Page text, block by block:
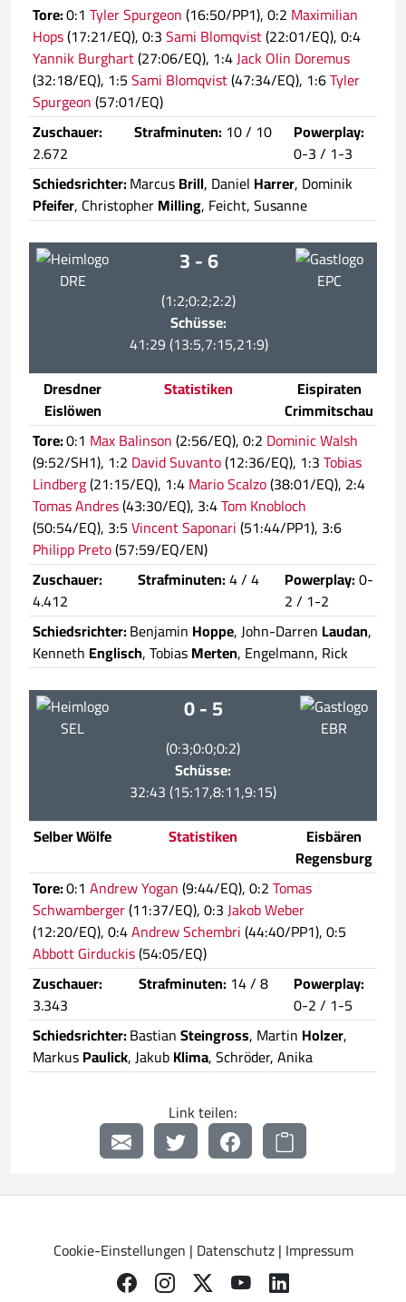
Tore:0:1 Tyler Spurgeon(16:50/PP1), 0:2 Maximilian
Hops(17:21/EQ), 0:3Sami Blomqvist(22:01/EQ), 0:4
Yannik Burghart(27:06/EQ), 1:4Jack Olin Doremus
(32:18/EQ), 1:5Sami Blomqvist(47:34/EQ), 1:6Tyler
Spurgeon(57:01/EQ)
Zuschauer:
2.672
Strafminuten: 10 / 10
Powerplay:
0-3 / 1-3
Schiedsrichter:MarcusBrill, Daniel Harrer, Dominik
Pfeifer, ChristopherMilling, Feicht, Susanne
DRE
3 - 6
(1:2;0:2;2:2)
Schüsse:
41:29 (13:5,7:15,21:9)
EPC
Dresdner
Eislöwen
Statistiken
Eispiraten
Crimmitschau
Tore:0:1 Max Balinson(2:56/EQ), 0:2 Dominic Walsh
(9:52/SH1), 1:2 David Suvanto(12:36/EQ), 1:3Tobias
Lindberg(21:15/EQ), 1:4Mario Scalzo(38:01/EQ), 2:4
Tomas Andres(43:30/EQ), 3:4Tom Knobloch
(50:54/EQ), 3:5Vincent Saponari(51:44/PP1), 3:6
Philipp Preto(57:59/EQ/EN)
Zuschauer:
4.412
Strafminuten:4 / 4 Powerplay:0-
2 / 1-2
Schiedsrichter:Benjamin Hoppe, John-Darren Laudan,
Kenneth Englisch, TobiasMerten, Engelmann, Rick
SEL
0 - 5
(0:3;0:0;0:2)
Schüsse:
32:43 (15:17,8:11,9:15)
EBR
Selber Wölfe Statistiken
Eisbären
Regensburg
Tore:0:1 Andrew Yogan(9:44/EQ), 0:2Tomas
Schwamberger(11:37/EQ), 0:3Jakob Weber
(12:20/EQ), 0:4Andrew Schembri(44:40/PP1), 0:5
Abbott Girduckis(54:05/EQ)
Zuschauer:
3.343
Strafminuten: 14 / 8
Powerplay:
0-2 / 1-5
Schiedsrichter:BastianSteingross, Martin Holzer,
MarkusPaulick, JakubKlima, Schröder, Anika
Link teilen:
Cookie-Einstellungen | Datenschutz| Impressum